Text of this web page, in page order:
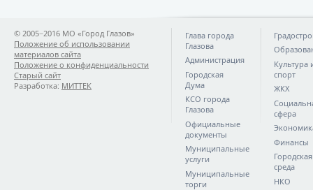
© 2005−2016 МО «Город Глазов»
Положение об использовании
материалов сайта
Положение о конфиденциальности
Старый сайт
Разработка: МИТТЕК
Глава города
Глазова
Администрация
Городская
Дума
КСО города
Глазова
Официальные
документы
Муниципальные
услуги
Муниципальные
торги
Культура
спорт
ЖКХ
сфера
Финансы
Городская
среда
НКО